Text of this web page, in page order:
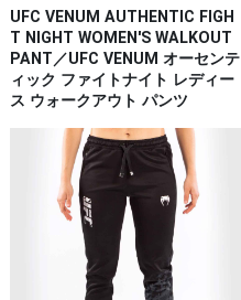
UFC VENUM AUTHENTIC FIGH
T NIGHT WOMEN'S WALKOUT
PANT／UFC VENUM オーセンテ
ィック ファイトナイト レディー
ス ウォークアウト パンツ